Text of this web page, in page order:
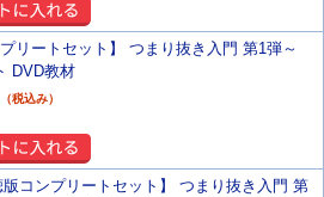
プリートセット】 つまり抜き入門 第1弾～
DVD教材
（税込み）
版コンプリートセット】 つまり抜き入門 第